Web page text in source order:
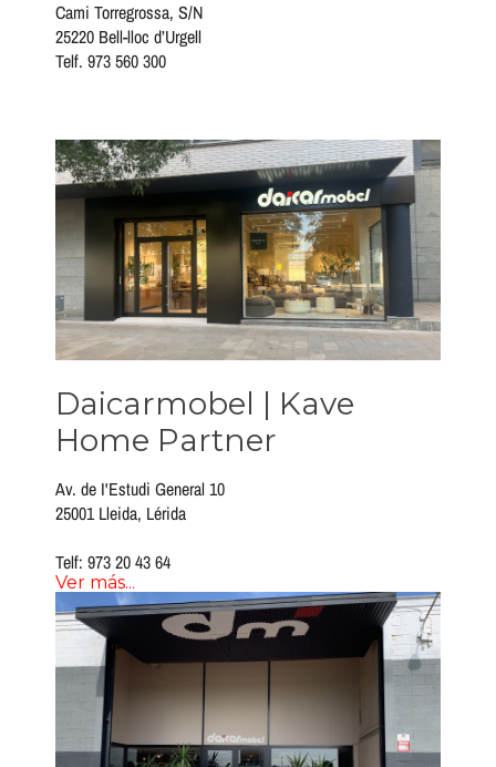
Cami Torregrossa, S/N
25220 Bell-lloc d’Urgell
Telf. 973 560 300
Daicarmobel | Kave
Home Partner
Av. de I'Estudi General 10
25001 Lleida, Lérida
Telf: 973 20 43 64
Ver más...